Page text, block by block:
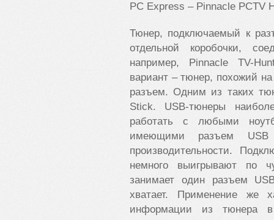
PC Express – Pinnacle PCTV
Тюнер, подключаемый к
отдельной коробочки,
например, Pinnacle TV-
вариант – тюнер, похожий
разъем. Одним из таких
Stick. USB-тюнеры
работать с любыми
имеющими разъем USB
производительности.
немного выигрывают по
занимает один разъем
хватает. Применение же
информации из тюнера в